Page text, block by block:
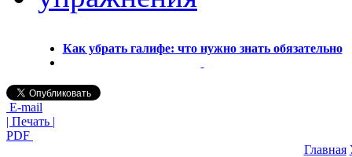
Как убрать галифе: что нужно знать обязательно
E-mail
| Печать |
PDF
Главная